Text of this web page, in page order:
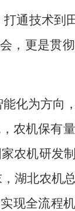
通技术到
，更是贯
化为方向
农机保有
农机研发
湖北农机
现全流程